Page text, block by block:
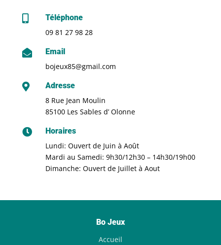

Téléphone
09 81 27 98 28

Email
bojeux85@gmail.com

Adresse
8 Rue Jean Moulin
85100 Les Sables d’ Olonne

Horaires
Lundi: Ouvert de Juin à Août
Mardi au Samedi: 9h30/12h30 – 14h30/19h00
Dimanche: Ouvert de Juillet à Aout
Bo Jeux
Accueil